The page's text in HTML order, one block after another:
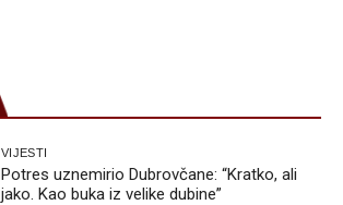
VIJESTI
Potres uznemirio Dubrovčane: “Kratko, ali
jako. Kao buka iz velike dubine”